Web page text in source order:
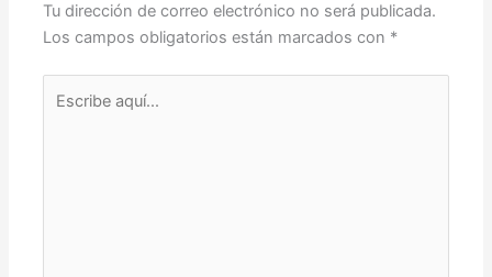
Tu dirección de correo electrónico no será publicada.
Los campos obligatorios están marcados con *